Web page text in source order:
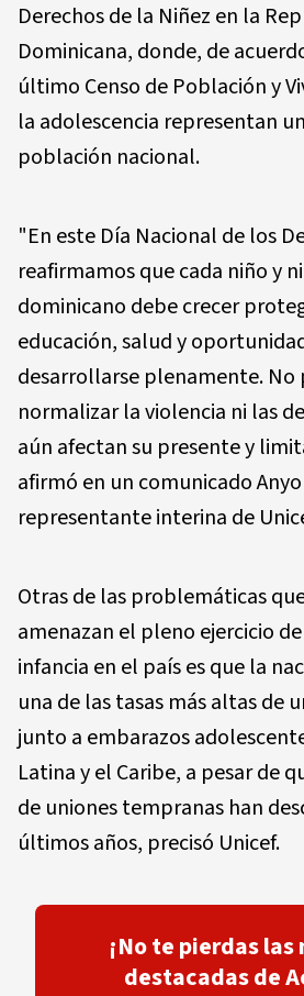
Derechos de la Niñez en la
Dominicana, donde, de
último Censo de Población y
la adolescencia representan
población nacional.
"En este Día Nacional de los
reafirmamos que cada niño y
dominicano debe crecer
educación, salud y
desarrollarse plenamente. No
normalizar la violencia ni las
aún afectan su presente y
afirmó en un comunicado
representante interina de
Otras de las problemáticas
amenazan el pleno ejercicio
infancia en el país es que la
una de las tasas más altas de
junto a embarazos
Latina y el Caribe, a pesar de
de uniones tempranas han
últimos años, precisó Unicef.
¡No te pierdas
destacadas de